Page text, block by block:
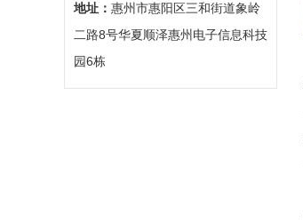
地址： 惠州市惠阳区三和街道象岭
二路8号华夏顺泽惠州电子信息科技
园6栋